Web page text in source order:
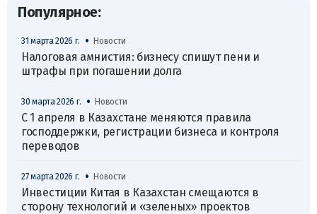
Популярное:
31 марта 2026 г. • Новости
Налоговая амнистия: бизнесу спишут пени и
штрафы при погашении долга
30 марта 2026 г. • Новости
С 1 апреля в Казахстане меняются правила
господдержки, регистрации бизнеса и контроля
переводов
27 марта 2026 г. • Новости
Инвестиции Китая в Казахстан смещаются в
сторону технологий и «зеленых» проектов